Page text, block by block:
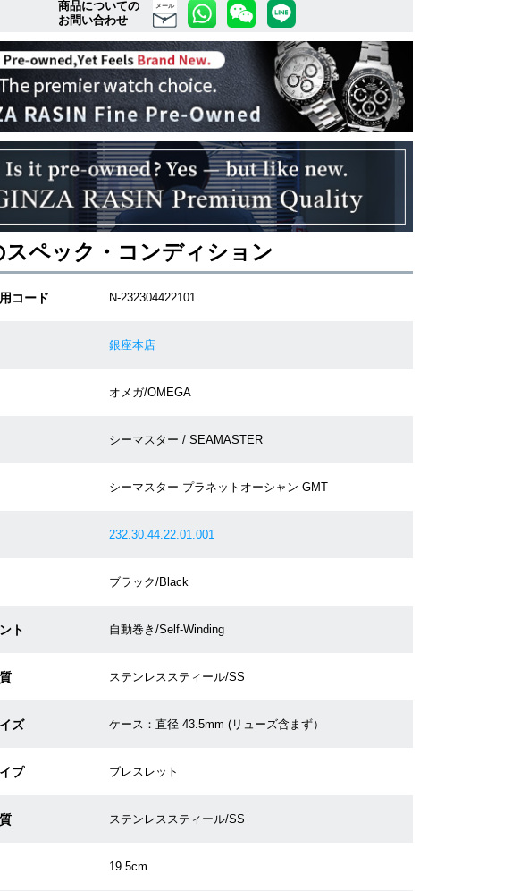
商品についての
お問い合わせ
メール
スペック・コンディション
コード N-232304422101
銀座本店
オメガ/OMEGA
シーマスター / SEAMASTER
シーマスター プラネットオーシャン GMT
232.30.44.22.01.001
ブラック/Black
ト 自動巻き/Self-Winding
ステンレススティール/SS
ズ ケース：直径 43.5mm (リューズ含まず）
プ ブレスレット
ステンレススティール/SS
19.5cm